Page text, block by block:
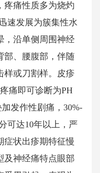
疼痛性质多为烧灼
速发展为簇集性水
，沿单侧周围神经
部、腰腹部，伴随
样或刀割样。皮疹
痛即可诊断为PH
发作性剧痛，30%-
可达10年以上，严
症状出疹期特征慢
及神经痛特点眼部